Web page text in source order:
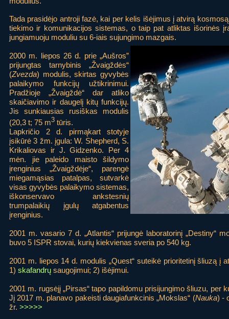
Tada prasidėjo antroji fazė, kai per kelis išėjimus į atvirą
tiekimo ir komunikacijos sistemas, o taip pat atliktas išorinės
jungiamuoju moduliu su 6-iais sujungimo mazgais.
2000 m. liepos 26 d. prie „Aušros”
prijungtas tarnybinis „Žvaigždės“
(Zvezda) modulis, skirtas gyvybės
palaikymo funkcijų užtikrinimui.
Pradžioje „Žvaigždė“ dar atliko
skaičiavimo ir daugelį kitų funkcijų.
Jis sunkiausias rusiškas modulis
(20,3 t; 75 m3 tūris.
Lapkričio 2 d. pirmąkart stotyje
įsikūrė 3 žm. įgula: W. Shepherd, S.
Krikaliovas ir J. Gidzenko. Per 4
mėn. jie paleido maisto šildymo
įrenginius „Žvaigždėje“, parengė
miegamąsias patalpas, sutvarkė
visas gyvybės palaikymo sistemas,
iškonservavo ankstesnių
trumpalaikių įgulų atgabentus
įrenginius.
2001 m. vasario 7 d. „Atlantis“ prijungė laboratorinį „Destiny“
buvo 5 ISPR stovai, kurių kiekvienas sveria po 540 kg.
2001 m. liepos 14 d. modulis „Quest“ suteikė prioritetinį šliuzą į
1) skafandrų saugojimui; 2) išėjimui.
2001 m. rugsėjį „Pirsas“ tapo papildomu prisijungimo šliuzu, per
Jį 2017 m. planavo pakeisti daugiafunkcinis „Mokslas“ (Nauka) -
žr. >>>>>